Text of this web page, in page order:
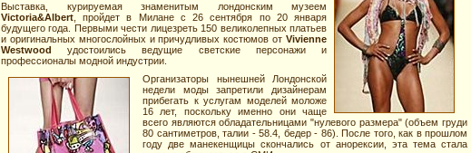
Выставка, курируемая знаменитым лондонским музеем
Victoria&Albert , пройдет в Милане с 26 сентября по 20 января
будущего года. Первыми чести лицезреть 150 великолепных платьев
и оригинальных многослойных и причудливых костюмов от Vivienne
Westwood удостоились ведущие светские персонажи и
профессионалы модной индустрии.
Организаторы нынешней Лондонской
недели моды запретили дизайнерам
прибегать к услугам моделей моложе
16 лет, поскольку именно они чаще
всего являются обладательницами "нулевого размера" (объем груди
80 сантиметров, талии - 58.4, бедер - 86). После того, как в прошлом
году две манекенщицы скончались от анорексии, эта тема стала